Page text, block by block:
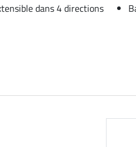
dans 4 directions